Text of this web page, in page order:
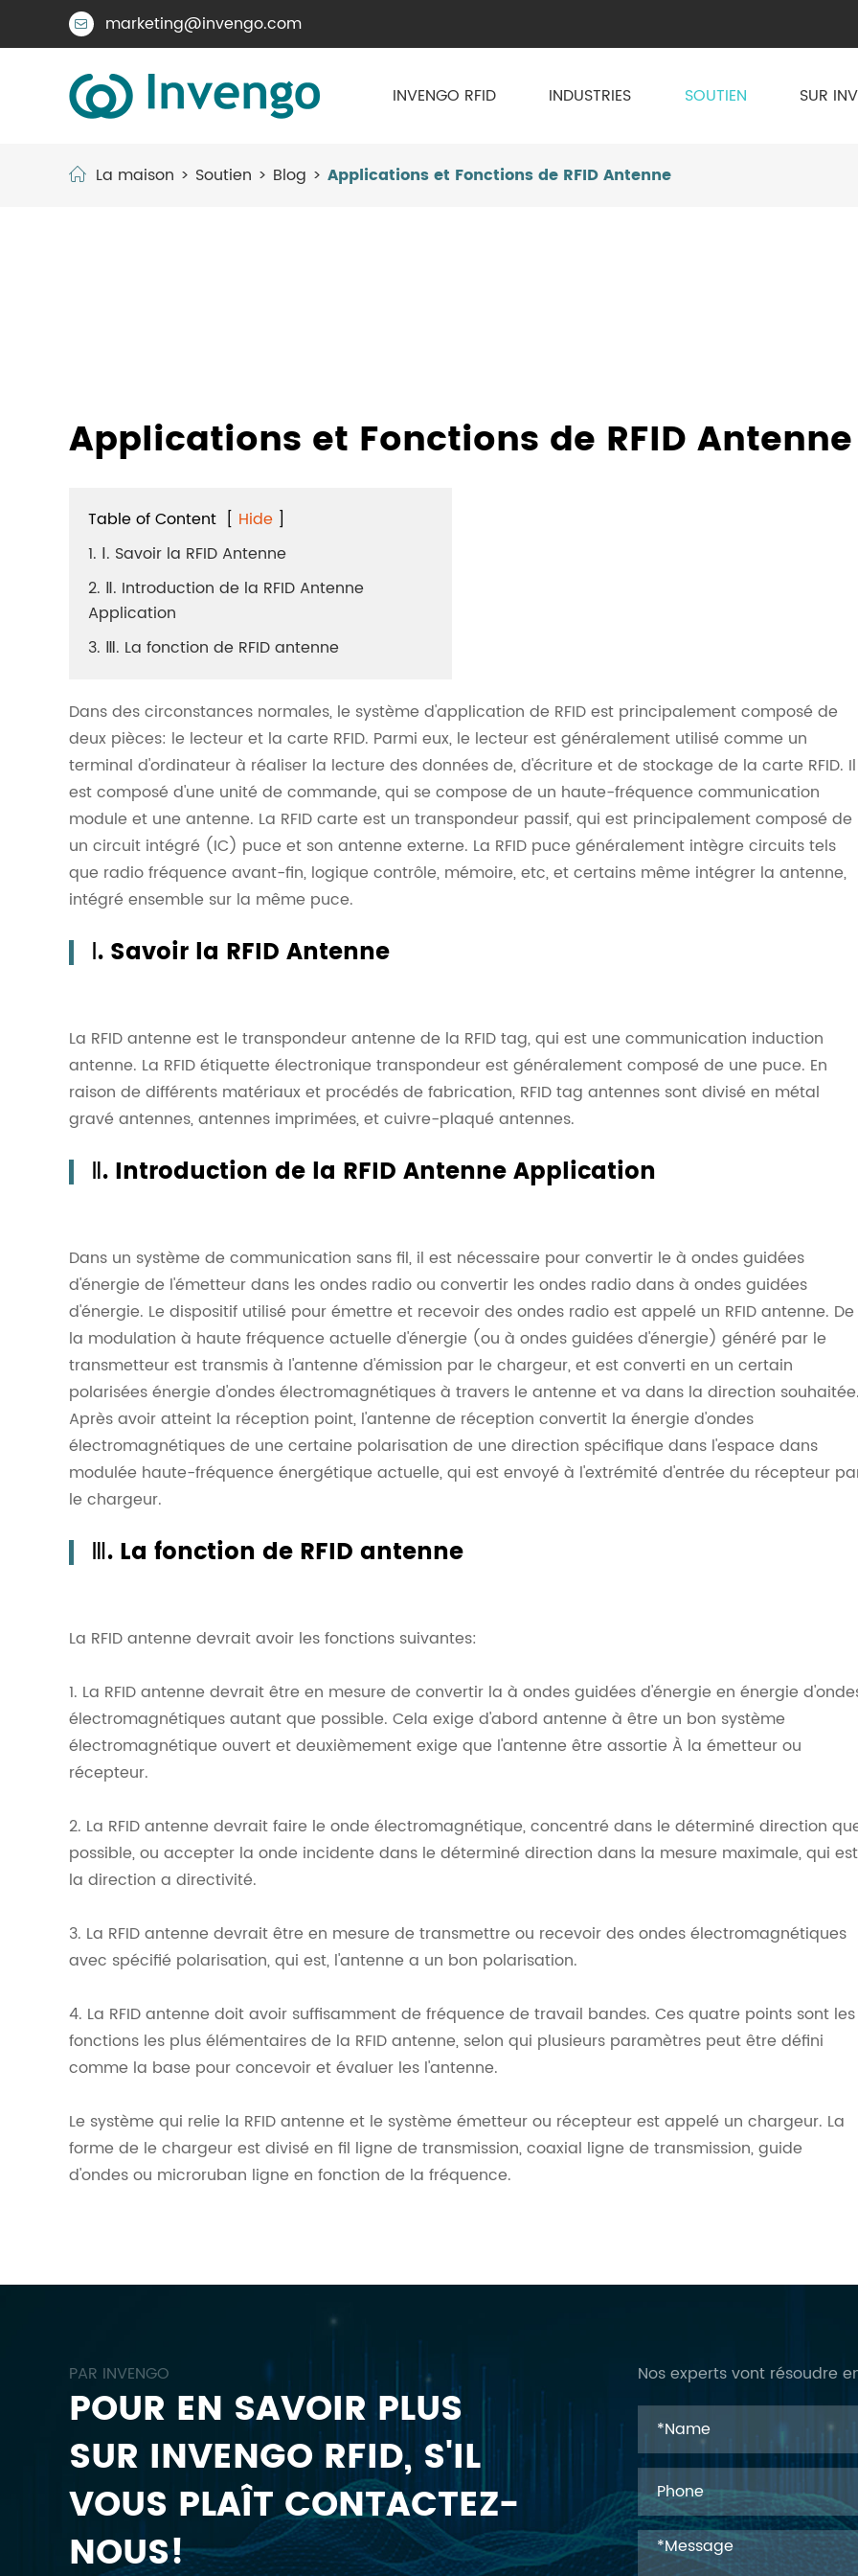
 marketing@invengo.com
INVENGO RFID INDUSTRIES SOUTIEN SUR
La maison Soutien Blog Applications et Fonctions de RFID Antenne
Applications et Fonctions de RFID Antenne
Table of Content [ Hide ]
1. Ⅰ. Savoir la RFID Antenne
2. Ⅱ. Introduction de la RFID Antenne
Application
3. Ⅲ. La fonction de RFID antenne
Dans des circonstances normales, le système d'application de RFID est principalement composé de
deux pièces: le lecteur et la carte RFID. Parmi eux, le lecteur est généralement utilisé comme un
terminal d'ordinateur à réaliser la lecture des données de, d'écriture et de stockage de la carte RFID. Il
est composé d'une unité de commande, qui se compose de un haute-fréquence communication
module et une antenne. La RFID carte est un transpondeur passif, qui est principalement composé de
un circuit intégré (IC) puce et son antenne externe. La RFID puce généralement intègre circuits tels
que radio fréquence avant-fin, logique contrôle, mémoire, etc, et certains même intégrer la antenne,
intégré ensemble sur la même puce.
Ⅰ. Savoir la RFID Antenne
La RFID antenne est le transpondeur antenne de la RFID tag, qui est une communication induction
antenne. La RFID étiquette électronique transpondeur est généralement composé de une puce. En
raison de différents matériaux et procédés de fabrication, RFID tag antennes sont divisé en métal
gravé antennes, antennes imprimées, et cuivre-plaqué antennes.
Ⅱ. Introduction de la RFID Antenne Application
Dans un système de communication sans fil, il est nécessaire pour convertir le à ondes guidées
d'énergie de l'émetteur dans les ondes radio ou convertir les ondes radio dans à ondes guidées
d'énergie. Le dispositif utilisé pour émettre et recevoir des ondes radio est appelé un RFID antenne. De
la modulation à haute fréquence actuelle d'énergie (ou à ondes guidées d'énergie) généré par le
transmetteur est transmis à l'antenne d'émission par le chargeur, et est converti en un certain
polarisées énergie d'ondes électromagnétiques à travers le antenne et va dans la direction souhaitée.
Après avoir atteint la réception point, l'antenne de réception convertit la énergie d'ondes
électromagnétiques de une certaine polarisation de une direction spécifique dans l'espace dans
modulée haute-fréquence énergétique actuelle, qui est envoyé à l'extrémité d'entrée du récepteur
le chargeur.
Ⅲ. La fonction de RFID antenne
La RFID antenne devrait avoir les fonctions suivantes:
1. La RFID antenne devrait être en mesure de convertir la à ondes guidées d'énergie en énergie
électromagnétiques autant que possible. Cela exige d'abord antenne à être un bon système
électromagnétique ouvert et deuxièmement exige que l'antenne être assortie À la émetteur ou
récepteur.
2. La RFID antenne devrait faire le onde électromagnétique, concentré dans le déterminé direction
possible, ou accepter la onde incidente dans le déterminé direction dans la mesure maximale, qui
la direction a directivité.
3. La RFID antenne devrait être en mesure de transmettre ou recevoir des ondes électromagnétiques
avec spécifié polarisation, qui est, l'antenne a un bon polarisation.
4. La RFID antenne doit avoir suffisamment de fréquence de travail bandes. Ces quatre points sont les
fonctions les plus élémentaires de la RFID antenne, selon qui plusieurs paramètres peut être défini
comme la base pour concevoir et évaluer les l'antenne.
Le système qui relie la RFID antenne et le système émetteur ou récepteur est appelé un chargeur. La
forme de le chargeur est divisé en fil ligne de transmission, coaxial ligne de transmission, guide
d'ondes ou microruban ligne en fonction de la fréquence.
PAR INVENGO
POUR EN SAVOIR PLUS
SUR INVENGO RFID, S'IL
VOUS PLAÎT CONTACTEZ-
NOUS!
Nos experts vont résoudre